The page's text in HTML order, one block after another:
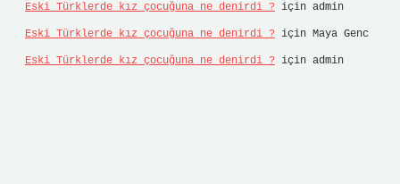
Eski Türklerde kız çocuğuna ne denirdi ? için admin
Eski Türklerde kız çocuğuna ne denirdi ? için Maya Genc
Eski Türklerde kız çocuğuna ne denirdi ? için admin